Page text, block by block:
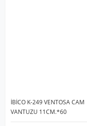
İBİCO K-249 VENTOSA CAM
VANTUZU 11CM.*60